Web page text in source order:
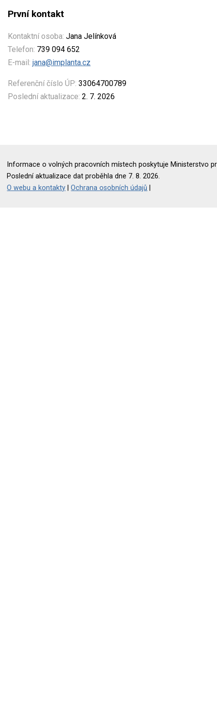
První kontakt
Kontaktní osoba: Jana Jelínková
Telefon: 739 094 652
E-mail: jana@implanta.cz
Referenční číslo ÚP: 33064700789
Poslední aktualizace: 2. 7. 2026
Informace o volných pracovních místech poskytuje Ministerstvo
Poslední aktualizace dat proběhla dne 7. 8. 2026.
O webu a kontakty |Ochrana osobních údajů